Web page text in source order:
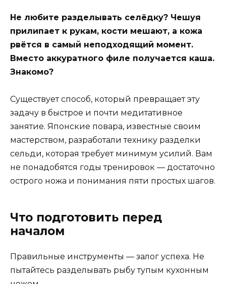
Не любите разделывать селёдку? Чешуя
прилипает к рукам, кости мешают, а кожа
рвётся в самый неподходящий момент.
Вместо аккуратного филе получается каша.
Знакомо?
Существует способ, который превращает эту
задачу в быстрое и почти медитативное
занятие. Японские повара, известные своим
мастерством, разработали технику разделки
сельди, которая требует минимум усилий. Вам
не понадобятся годы тренировок — достаточно
острого ножа и понимания пяти простых шагов.
Что подготовить перед
началом
Правильные инструменты — залог успеха. Не
пытайтесь разделывать рыбу тупым кухонным